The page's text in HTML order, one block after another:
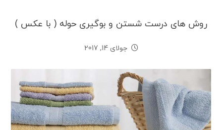
روش های درست شستن و بوگیری حوله ( با عکس )
جولای 14, 2017